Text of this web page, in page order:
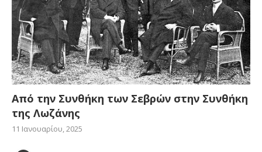
Από την Συνθήκη των Σεβρών στην Συνθήκη
της Λωζάνης
11 Ιανουαρίου, 2025